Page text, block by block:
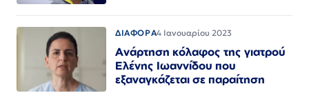
ΔΙΑΦΟΡΑ4 Ιανουαρίου 2023
Ανάρτηση κόλαφος της γιατρού
Ελένης Ιωαννίδου που
εξαναγκάζεται σε παραίτηση